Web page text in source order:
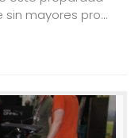
mayores pro...